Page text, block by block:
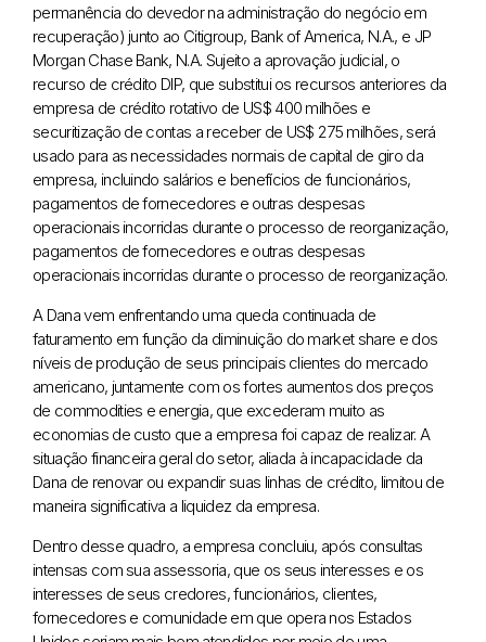
permanência do devedor na administração do negócio em
recuperação) junto ao Citigroup, Bank of America, N.A., e JP
Morgan Chase Bank, N.A. Sujeito a aprovação judicial, o
recurso de crédito DIP, que substitui os recursos anteriores da
empresa de crédito rotativo de US$ 400 milhões e
securitização de contas a receber de US$ 275 milhões, será
usado para as necessidades normais de capital de giro da
empresa, incluindo salários e benefícios de funcionários,
pagamentos de fornecedores e outras despesas
operacionais incorridas durante o processo de reorganização,
pagamentos de fornecedores e outras despesas
operacionais incorridas durante o processo de reorganização.
A Dana vem enfrentando uma queda continuada de
faturamento em função da diminuição do market share e dos
níveis de produção de seus principais clientes do mercado
americano, juntamente com os fortes aumentos dos preços
de commodities e energia, que excederam muito as
economias de custo que a empresa foi capaz de realizar. A
situação financeira geral do setor, aliada à incapacidade da
Dana de renovar ou expandir suas linhas de crédito, limitou de
maneira significativa a liquidez da empresa.
Dentro desse quadro, a empresa concluiu, após consultas
intensas com sua assessoria, que os seus interesses e os
interesses de seus credores, funcionários, clientes,
fornecedores e comunidade em que opera nos Estados